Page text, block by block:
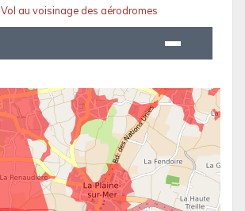
Vol au voisinage des aérodromes